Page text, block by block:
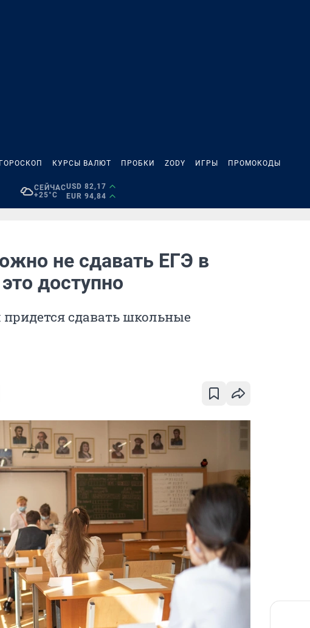
ГОРОСКОП КУРСЫ ВАЛЮТ ПРОБКИ ZODY ИГРЫ ПРОМОКОДЫ
СЕЙЧАС
+25°C
USD 82,17
EUR 94,84
не сдавать ЕГЭ в
доступно
сдавать школьные